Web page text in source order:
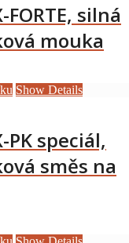
FORTE, silná
mouka
Show Details
PK speciál,
směs na